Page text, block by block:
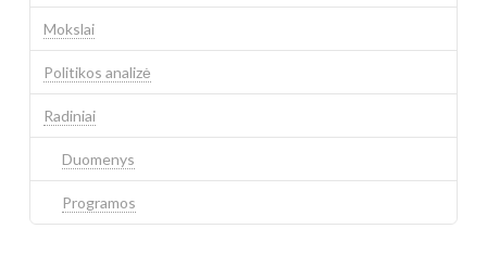
Mokslai
Politikos analizė
Radiniai
Duomenys
Programos